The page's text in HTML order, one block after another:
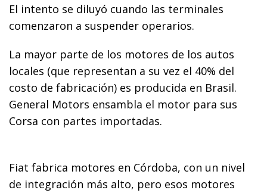
El intento se diluyó cuando las terminales
comenzaron a suspender operarios.
La mayor parte de los motores de los autos
locales (que representan a su vez el 40% del
costo de fabricación) es producida en Brasil.
General Motors ensambla el motor para sus
Corsa con partes importadas.
Fiat fabrica motores en Córdoba, con un nivel
de integración más alto, pero esos motores